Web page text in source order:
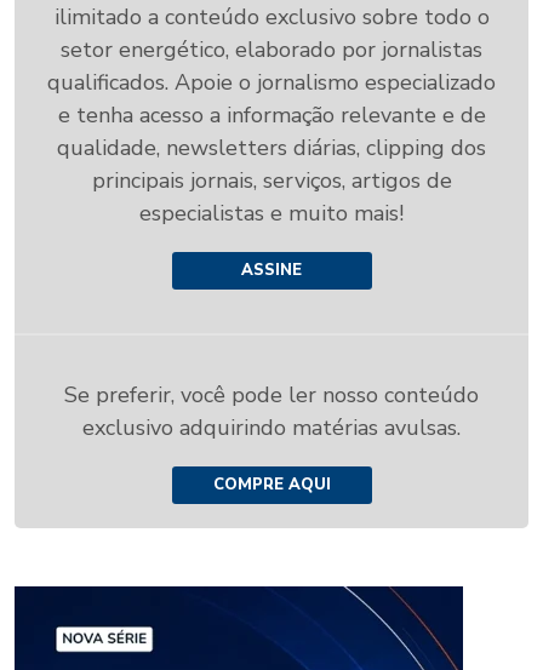
ilimitado a conteúdo exclusivo sobre todo o
setor energético, elaborado por jornalistas
qualificados. Apoie o jornalismo especializado
e tenha acesso a informação relevante e de
qualidade, newsletters diárias, clipping dos
principais jornais, serviços, artigos de
especialistas e muito mais!
ASSINE
Se preferir, você pode ler nosso conteúdo
exclusivo adquirindo matérias avulsas.
COMPRE AQUI